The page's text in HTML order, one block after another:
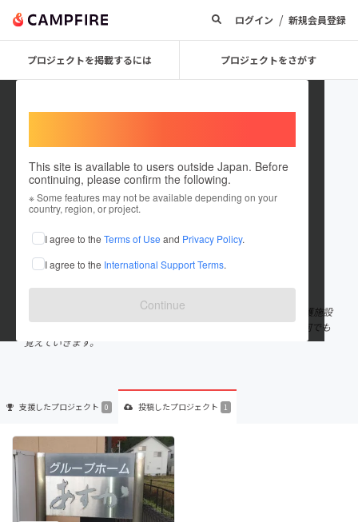
ログイン / 新規会員登録
プロジェクトを掲載するには プロジェクトをさがす
This site is available to users outside Japan. Before
continuing, please confirm the following.
※ Some features may not be available depending on your
country, region, or project.
I agree to the Terms of Use and Privacy Policy.
I agree to the International Support Terms.
Continue
FD3S8551
これまでに1件のプロジェクトを投稿しています
在住国：日本 現在地：石川県
出身国：日本 出身地：石川県
石川県金沢市在住で白山市の介護施設の次期理事長予定です。 介護施設
以外にも業種を増やしていこうと思ってます。 知識はないですが何でも
覚えていきます。
支援したプロジェクト 0 投稿したプロジェクト 1